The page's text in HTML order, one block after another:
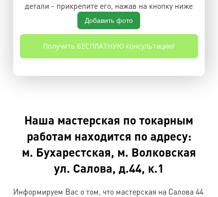
детали - прикрепите его, нажав на кнопку ниже
Добавить фото
Наша мастерская по токарным
работам находится по адресу:
м. Бухарестская, м. Волковская
ул. Салова, д.44, к.1
Информируем Вас о том, что мастерская на Салова 44